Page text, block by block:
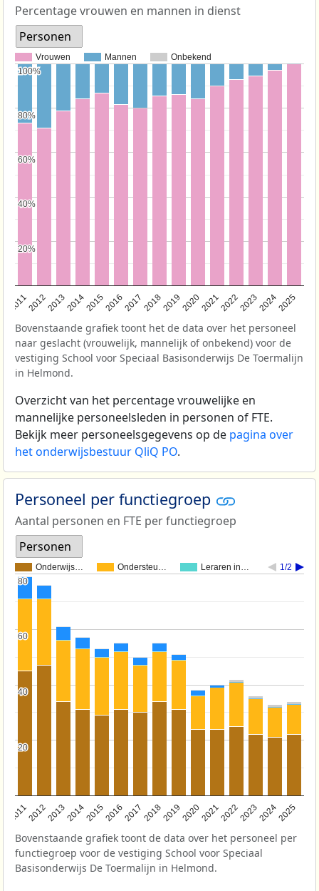
Percentage vrouwen en mannen in dienst
Personen
Vrouwen Mannen Onbekend
201120122013201420152016201720182019202020212022202320242025
20%
20%
40%
40%
60%
60%
80%
80%
100%
100%
Bovenstaande grafiek toont het de data over het personeel
naar geslacht (vrouwelijk, mannelijk of onbekend) voor de
vestiging School voor Speciaal Basisonderwijs De Toermalijn
in Helmond.
Overzicht van het percentage vrouwelijke en
mannelijke personeelsleden in personen of FTE.
Bekijk meer personeelsgegevens op de pagina over
het onderwijsbestuur QliQ PO.
Personeel per functiegroep
Aantal personen en FTE per functiegroep
Personen
Onderwijs… Ondersteu… Leraren in… 1/2
201120122013201420152016201720182019202020212022202320242025
20
20
40
40
60
60
80
80
Bovenstaande grafiek toont de data over het personeel per
functiegroep voor de vestiging School voor Speciaal
Basisonderwijs De Toermalijn in Helmond.